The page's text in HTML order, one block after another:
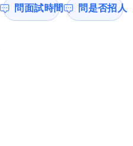
問面試時間 問是否招人